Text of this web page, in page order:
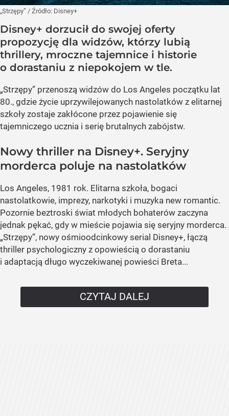
„Strzępy” / Źródło: Disney+
Disney+ dorzucił do swojej oferty
propozycję dla widzów, którzy lubią
thrillery, mroczne tajemnice i historie
o dorastaniu z niepokojem w tle.
„Strzępy” przenoszą widzów do Los Angeles początku lat
80., gdzie życie uprzywilejowanych nastolatków z elitarnej
szkoły zostaje zakłócone przez pojawienie się
tajemniczego ucznia i serię brutalnych zabójstw.
Nowy thriller na Disney+. Seryjny
morderca poluje na nastolatków
Los Angeles, 1981 rok. Elitarna szkoła, bogaci
nastolatkowie, imprezy, narkotyki i muzyka new romantic.
Pozornie beztroski świat młodych bohaterów zaczyna
jednak pękać, gdy w mieście pojawia się seryjny morderca.
„Strzępy”, nowy ośmioodcinkowy serial Disney+, łączą
thriller psychologiczny z opowieścią o dorastaniu
i adaptacją długo wyczekiwanej powieści Breta...
CZYTAJ DALEJ